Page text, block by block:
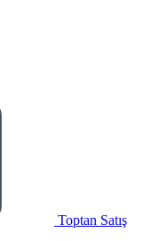
Toptan Satış